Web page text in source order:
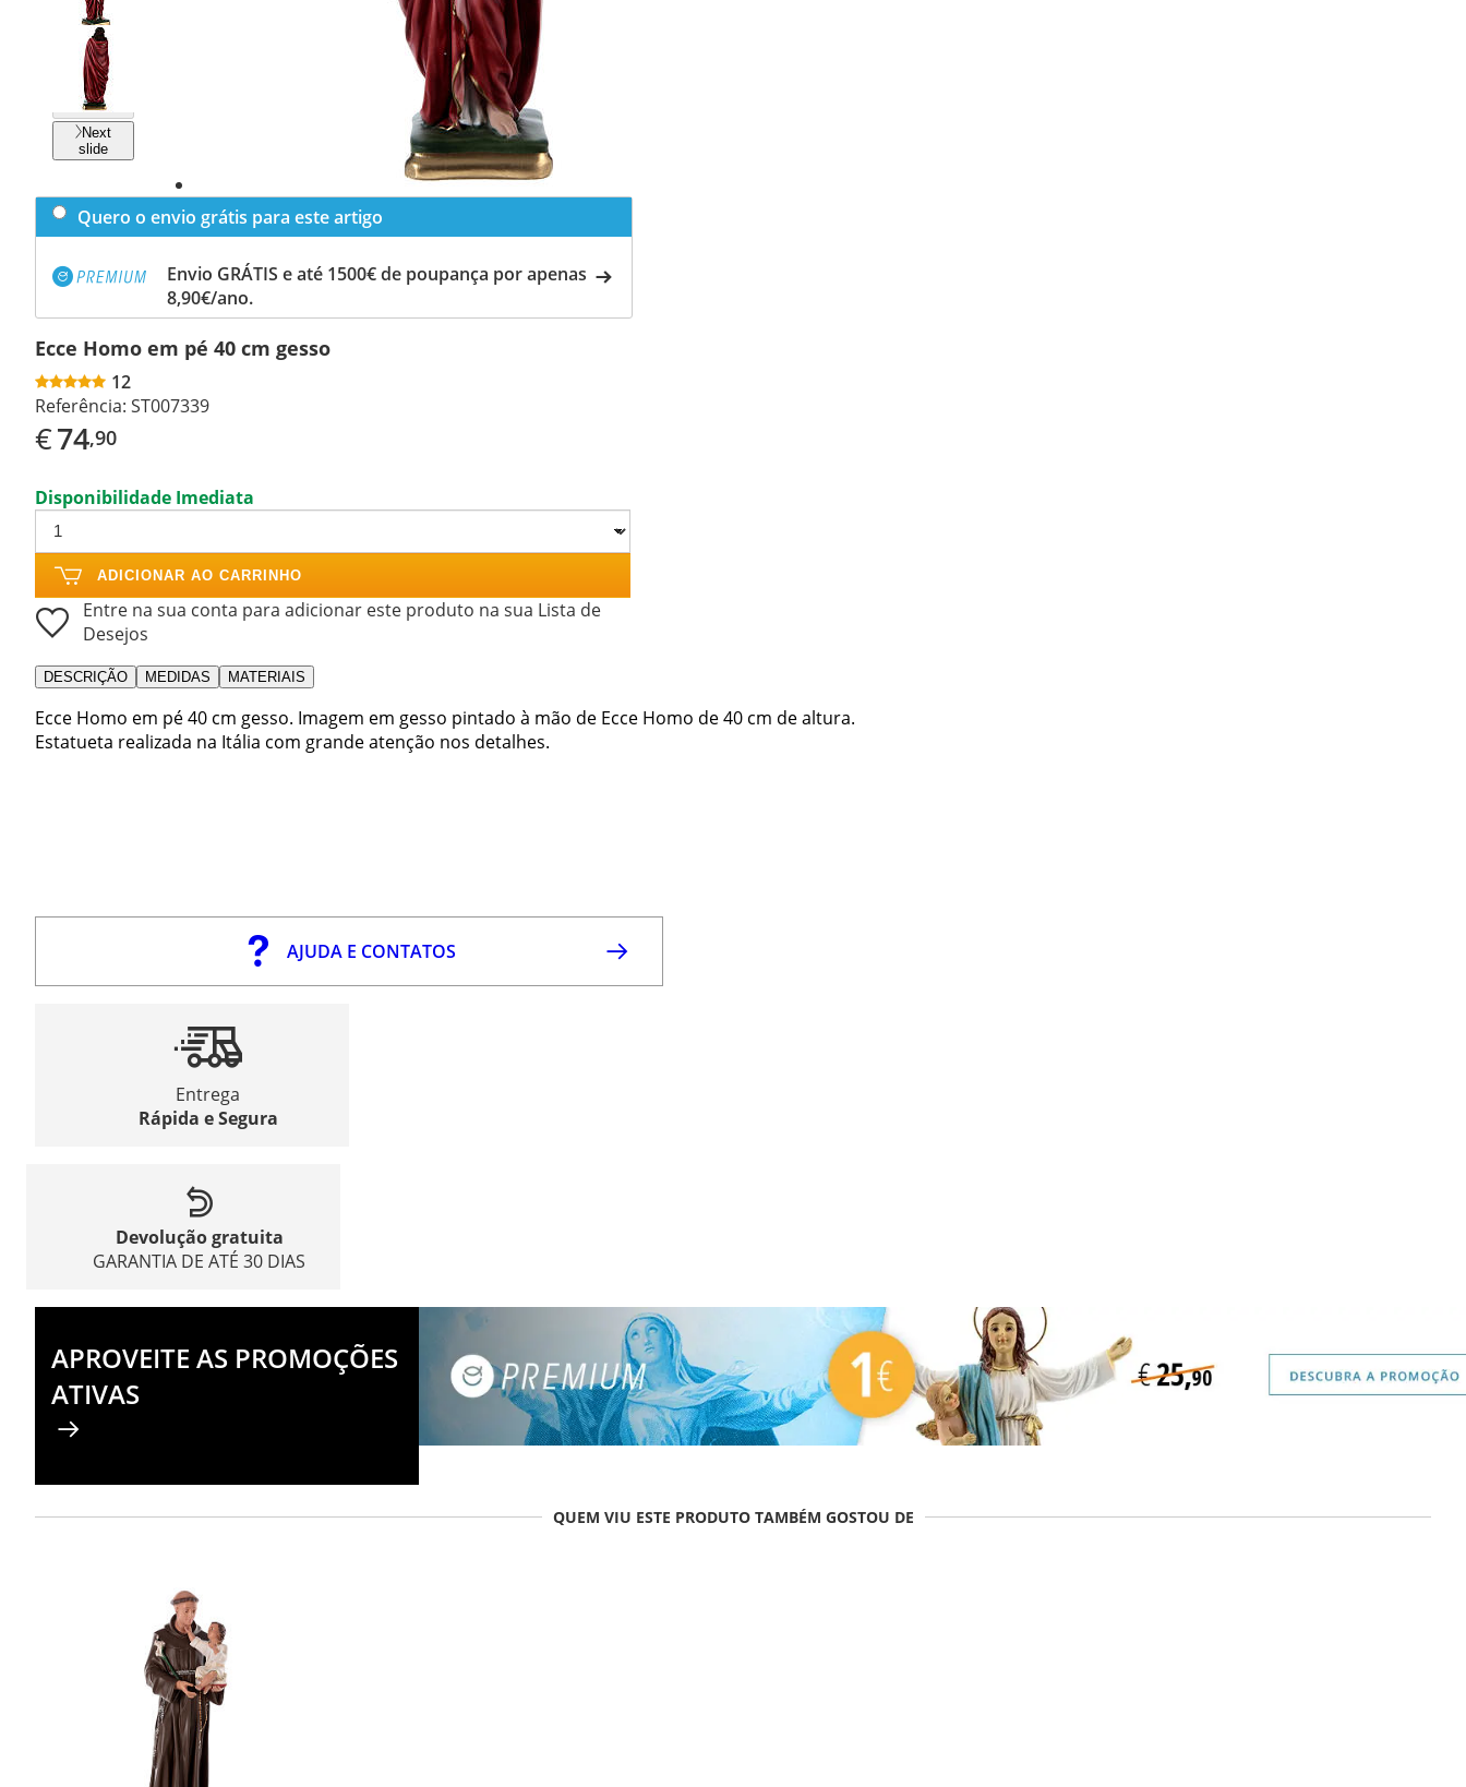
Previous
slide
Next
slide
Quero o envio grátis para este artigo
Envio GRÁTIS e até 1500€ de poupança por apenas
8,90€/ano.
Ecce Homo em pé 40 cm gesso
12
Referência: ST007339
€74,90
Disponibilidade Imediata
ADICIONAR AO CARRINHO
Entre na sua conta para adicionar este produto na sua Lista de
Desejos
DESCRIÇÃO MEDIDAS MATERIAIS
Ecce Homo em pé 40 cm gesso. Imagem em gesso pintado à mão de Ecce Homo de 40 cm de altura.
Estatueta realizada na Itália com grande atenção nos detalhes.
AJUDA E CONTATOS
Entrega
Rápida e Segura
Devolução gratuita
GARANTIA DE ATÉ 30 DIAS
APROVEITE AS PROMOÇÕES
ATIVAS
QUEM VIU ESTE PRODUTO TAMBÉM GOSTOU DE